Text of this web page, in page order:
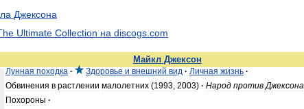
Джексона
Ultimate Collection на discogs com
Майкл Джексон
Лунная походка · Здоровье и внешний вид · Личная жизнь ·
Обвинения в растлении малолетних (1993 2003) · Народ против Джексона
Похороны ·